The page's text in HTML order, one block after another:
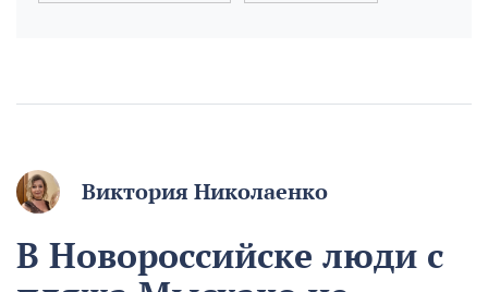
Виктория Николаенко
В Новороссийске люди с